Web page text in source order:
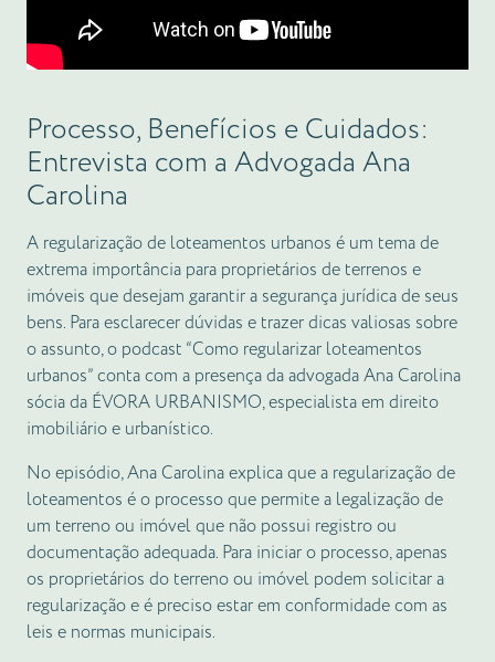
Processo, Benefícios e Cuidados:
Entrevista com a Advogada Ana
Carolina
A regularização de loteamentos urbanos é um tema de
extrema importância para proprietários de terrenos e
imóveis que desejam garantir a segurança jurídica de seus
bens. Para esclarecer dúvidas e trazer dicas valiosas sobre
o assunto, o podcast “Como regularizar loteamentos
urbanos” conta com a presença da advogada Ana Carolina
sócia da ÉVORA URBANISMO, especialista em direito
imobiliário e urbanístico.
No episódio, Ana Carolina explica que a regularização de
loteamentos é o processo que permite a legalização de
um terreno ou imóvel que não possui registro ou
documentação adequada. Para iniciar o processo, apenas
os proprietários do terreno ou imóvel podem solicitar a
regularização e é preciso estar em conformidade com as
leis e normas municipais.